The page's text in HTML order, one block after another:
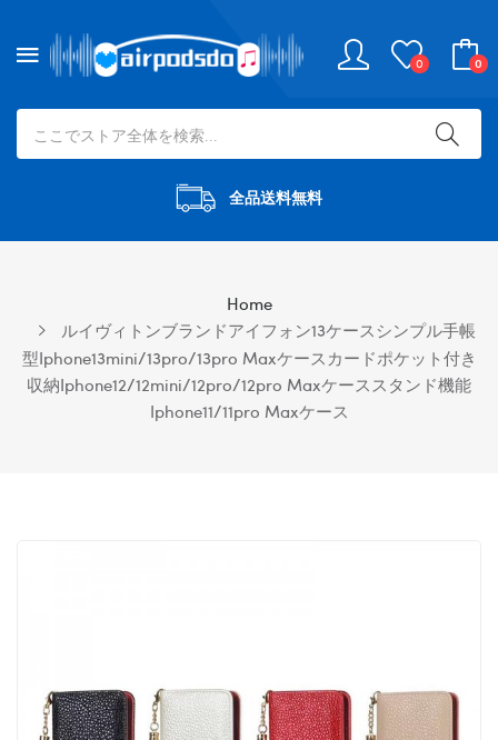
0 0
全品送料無料
Home
ルイヴィトンブランドアイフォン13ケースシンプル手帳
型iphone13mini/13pro/13pro Maxケースカードポケット付き
収納iphone12/12mini/12pro/12pro Maxケーススタンド機能
Iphone11/11pro Maxケース